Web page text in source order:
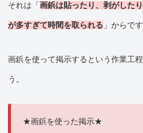
それは「 画鋲は貼ったり、剥がした
が多すぎて時間を取られる 」からです
画鋲を使って掲示するという作業工
う。
★画鋲を使った掲示★